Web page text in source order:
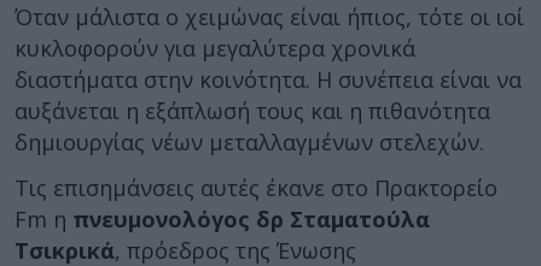
Όταν μάλιστα ο χειμώνας είναι ήπιος, τότε οι ιοί
κυκλοφορούν για μεγαλύτερα χρονικά
διαστήματα στην κοινότητα. Η συνέπεια είναι να
αυξάνεται η εξάπλωσή τους και η πιθανότητα
δημιουργίας νέων μεταλλαγμένων στελεχών.
Τις επισημάνσεις αυτές έκανε στο Πρακτορείο
Fm η πνευμονολόγος δρ Σταματούλα
Τσικρικά, πρόεδρος της Ένωσης